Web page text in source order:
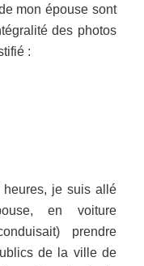
mon épouse sont
des photos
:
heures, je suis allé
en voiture
prendre
de la ville de